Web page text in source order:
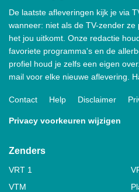
De laatste afleveringen kijk je via
wanneer: niet als de TV-zender
het jou uitkomt. Onze redactie
favoriete programma's en de
profiel houd je zelfs een eigen
mail voor elke nieuwe aflevering.
Contact Help Disclaimer
Privacy voorkeuren wijzigen
Zenders
VRT 1
VTM